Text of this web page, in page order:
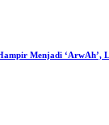
Menjadi ‘ArwAh’,